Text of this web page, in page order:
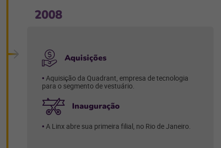
2008
Aquisições
Aquisição da Quadrant, empresa de tecnologia
para o segmento de vestuário.
Inauguração
A Linx abre sua primeira filial, no Rio de Janeiro.